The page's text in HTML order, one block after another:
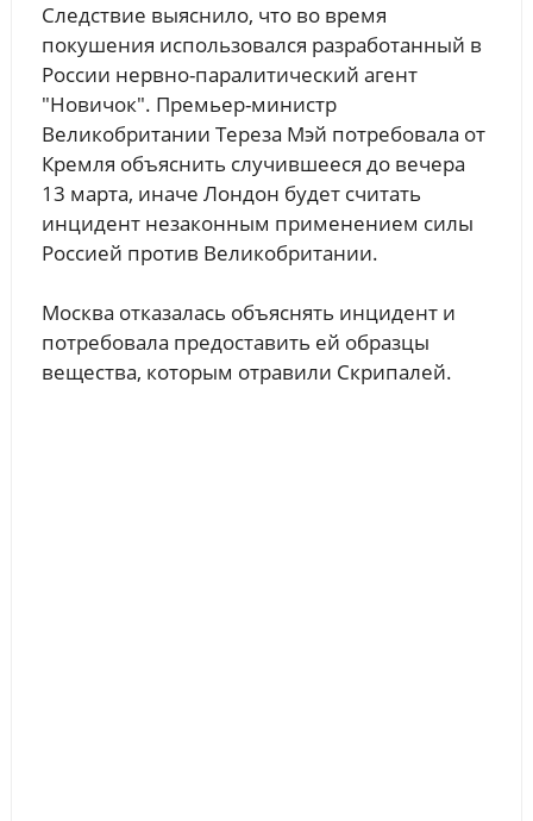
Следствие выяснило, что во время
покушения использовался разработанный в
России нервно-паралитический агент
"Новичок". Премьер-министр
Великобритании Тереза Мэй потребовала от
Кремля объяснить случившееся до вечера
13 марта, иначе Лондон будет считать
инцидент незаконным применением силы
Россией против Великобритании.
Москва отказалась объяснять инцидент и
потребовала предоставить ей образцы
вещества, которым отравили Скрипалей.